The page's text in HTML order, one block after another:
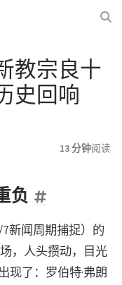
教宗良十
史回响
13 分钟阅读
负
新闻周期捕捉）的
，人头攒动，目光
现了：罗伯特·弗朗